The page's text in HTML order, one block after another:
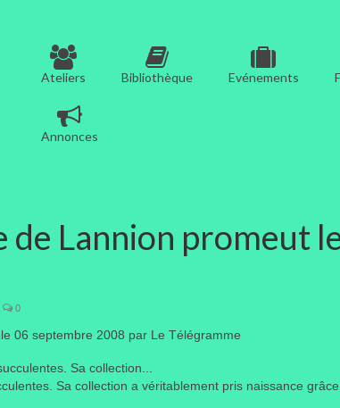
Ateliers Bibliothèque Evénements
Annonces
de Lannion promeut
0
06 septembre 2008 par Le Télégramme
Sa collection a véritablement pris naissance